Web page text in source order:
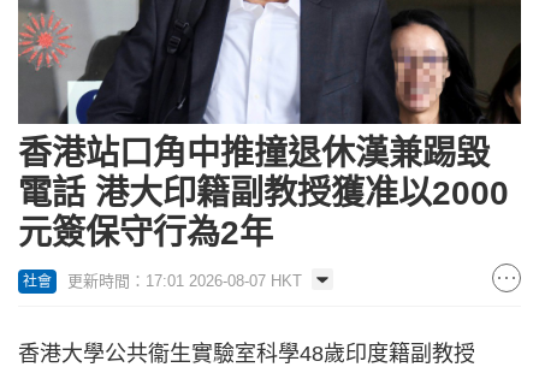
香港站口角中推撞退休漢兼踢毀
電話 港大印籍副教授獲准以2000
元簽保守行為2年
社會 更新時間：17:01 2026-08-07 HKT
香港大學公共衞生實驗室科學48歲印度籍副教授